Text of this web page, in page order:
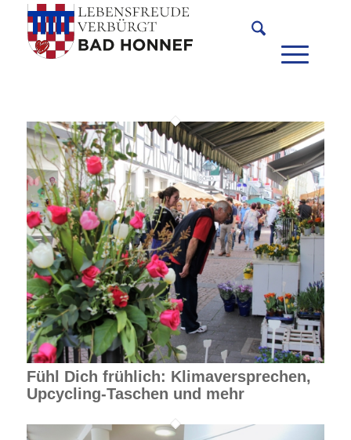
Fühl Dich frühlich: Klimaversprechen,
Upcycling-Taschen und mehr